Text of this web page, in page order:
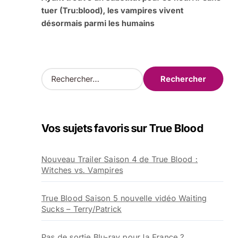
tuer (Tru:blood), les vampires vivent
désormais parmi les humains
R
e
r
e
r
Vos sujets favoris sur True Blood
Nouveau Trailer Saison 4 de True Blood :
Witches vs. Vampires
True Blood Saison 5 nouvelle vidéo Waiting
Sucks – Terry/Patrick